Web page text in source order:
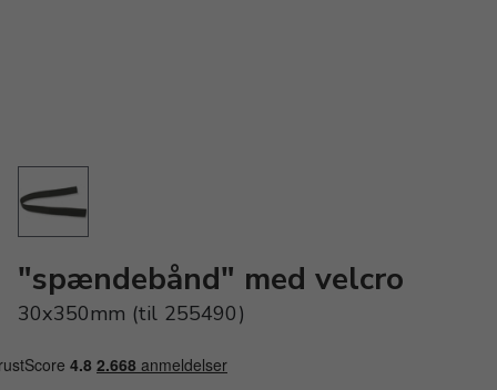
"spændebånd" med velcro
30x350mm (til 255490)